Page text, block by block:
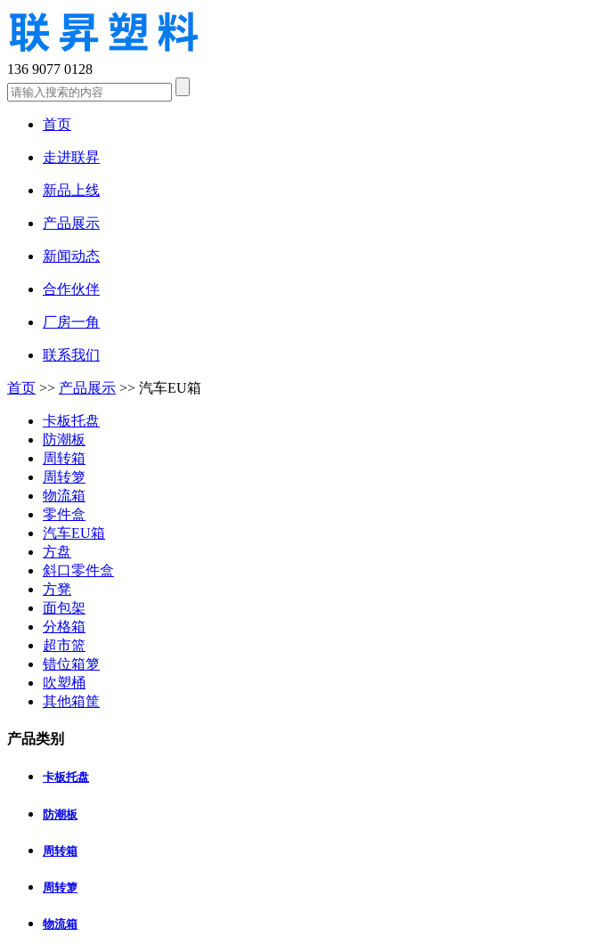
136 9077 0128
首页
走进联昇
新品上线
产品展示
新闻动态
合作伙伴
厂房一角
联系我们
首页 >> 产品展示 >> 汽车EU箱
卡板托盘
防潮板
周转箱
周转箩
物流箱
零件盒
汽车EU箱
方盘
斜口零件盒
方凳
面包架
分格箱
超市篮
错位箱箩
吹塑桶
其他箱筐
产品类别
卡板托盘
防潮板
周转箱
周转箩
物流箱